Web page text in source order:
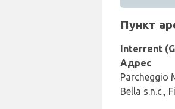
Пункт
Interrent
Адрес
Parcheggio
Bella s.n.c.,